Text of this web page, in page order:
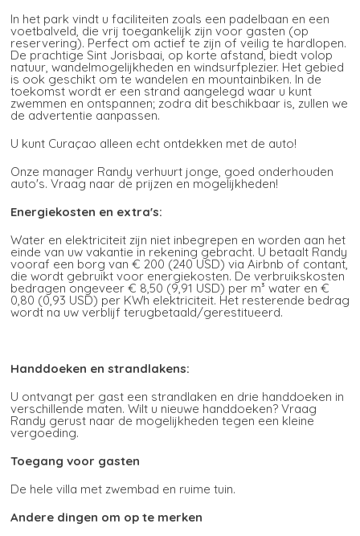
In het park vindt u faciliteiten zoals een padelbaan en een
voetbalveld, die vrij toegankelijk zijn voor gasten (op
reservering). Perfect om actief te zijn of veilig te hardlopen.
De prachtige Sint Jorisbaai, op korte afstand, biedt volop
natuur, wandelmogelijkheden en windsurfplezier. Het gebied
is ook geschikt om te wandelen en mountainbiken. In de
toekomst wordt er een strand aangelegd waar u kunt
zwemmen en ontspannen; zodra dit beschikbaar is, zullen we
de advertentie aanpassen.
U kunt Curaçao alleen echt ontdekken met de auto!
Onze manager Randy verhuurt jonge, goed onderhouden
auto's. Vraag naar de prijzen en mogelijkheden!
Energiekosten en extra's:
Water en elektriciteit zijn niet inbegrepen en worden aan het
einde van uw vakantie in rekening gebracht. U betaalt Randy
vooraf een borg van € 200 (240 USD) via Airbnb of contant,
die wordt gebruikt voor energiekosten. De verbruikskosten
bedragen ongeveer € 8,50 (9,91 USD) per m³ water en €
0,80 (0,93 USD) per KWh elektriciteit. Het resterende bedrag
wordt na uw verblijf terugbetaald/gerestitueerd.
Handdoeken en strandlakens:
U ontvangt per gast een strandlaken en drie handdoeken in
verschillende maten. Wilt u nieuwe handdoeken? Vraag
Randy gerust naar de mogelijkheden tegen een kleine
vergoeding.
Toegang voor gasten
De hele villa met zwembad en ruime tuin.
Andere dingen om op te merken